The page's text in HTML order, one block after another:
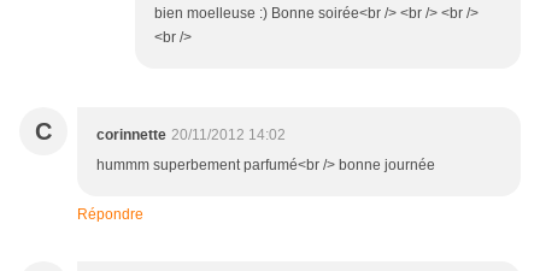
bien moelleuse :) Bonne soirée<br /> <br /> <br />
<br />
C corinnette 20/11/2012 14:02
hummm superbement parfumé<br /> bonne journée
Répondre